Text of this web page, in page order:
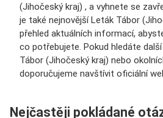
(Jihočeský kraj) , a vyhnete se
je také nejnovější Leták Tábor
přehled aktuálních informací,
co potřebujete. Pokud hledáte
Tábor (Jihočeský kraj) nebo
doporučujeme navštívit oficiální
Nejčastěji pokládané